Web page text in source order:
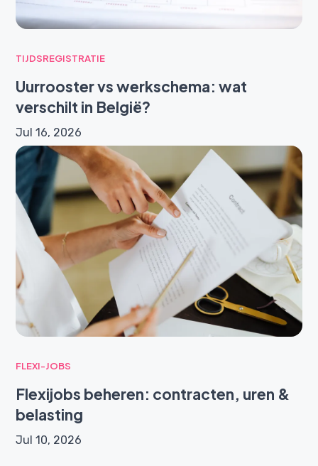
TIJDSREGISTRATIE
Uurrooster vs werkschema: wat
verschilt in België?
Jul 16, 2026
FLEXI-JOBS
Flexijobs beheren: contracten, uren &
belasting
Jul 10, 2026